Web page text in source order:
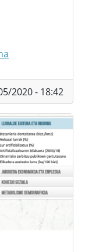
2020 - 18:42